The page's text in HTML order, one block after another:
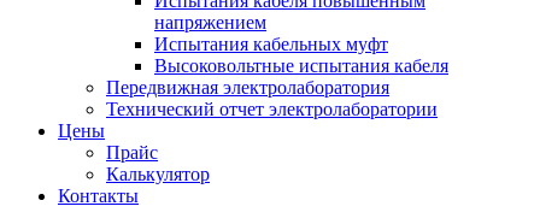
напряжением
Испытания кабельных муфт
Высоковольтные испытания кабеля
Передвижная электролаборатория
Технический отчет электролаборатории
Цены
Прайс
Калькулятор
Контакты